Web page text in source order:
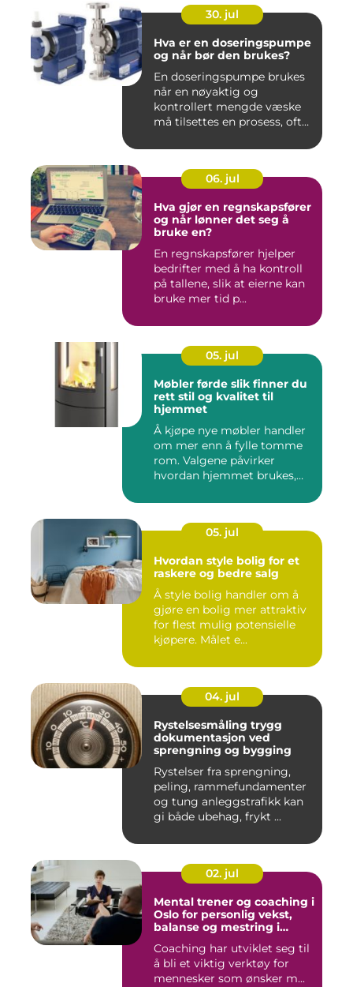
30. jul
Hva er en doseringspumpe
og når bør den brukes?
En doseringspumpe brukes
når en nøyaktig og
kontrollert mengde væske
må tilsettes en prosess, ofte
06. jul
Hva gjør en regnskapsfører
og når lønner det seg å
bruke en?
En regnskapsfører hjelper
bedrifter med å ha kontroll
på tallene, slik at eierne kan
bruke mer tid p...
05. jul
Møbler førde slik finner du
rett stil og kvalitet til
hjemmet
Å kjøpe nye møbler handler
om mer enn å fylle tomme
rom. Valgene påvirker
hvordan hjemmet brukes,
05. jul
Hvordan style bolig for et
raskere og bedre salg
Å style bolig handler om å
gjøre en bolig mer attraktiv
for flest mulig potensielle
kjøpere. Målet e...
04. jul
Rystelsesmåling trygg
dokumentasjon ved
sprengning og bygging
Rystelser fra sprengning,
peling, rammefundamenter
og tung anleggstrafikk kan
gi både ubehag, frykt ...
02. jul
Mental trener og coaching i
Oslo for personlig vekst,
balanse og mestring i
Coaching har utviklet seg til
å bli et viktig verktøy for
mennesker som ønsker m...